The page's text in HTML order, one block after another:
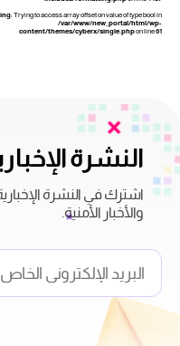
: Trying to access array offset on value of type bool in
/var/www/new_portal/html/wp-
content/themes/cyberx/single.phpon line61
النشرة
اشترك في النشرة
والأخبار الأمنية.